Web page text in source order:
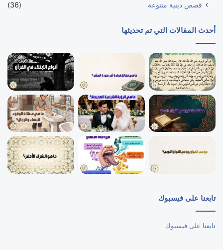
قصص دينية متنوعة
(36)
أحدث المقالات التي تم تحديثها
تابعنا على فيسبوك
تابعنا على فيسبوك